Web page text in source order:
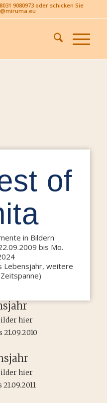
9080973 oder schicken Sie
of
in Bildern
bis Mo.
Lebensjahr, weitere
hier
hier